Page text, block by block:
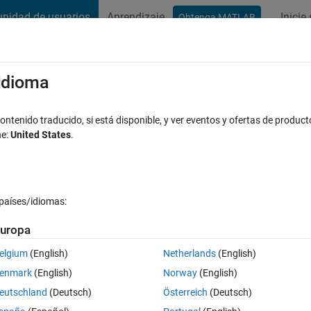
de usuarios Aprendizaje Obtenga MATLAB Inicie
of ode 45 solve
Abrir en MATLAB Online
traducido, si está disponible, y ver eventos y ofertas de
United States.
idiomas:
(English)
(English)
(Deutsch)
Netherlands(English)
Norway(English)
Österreich (Deutsch)